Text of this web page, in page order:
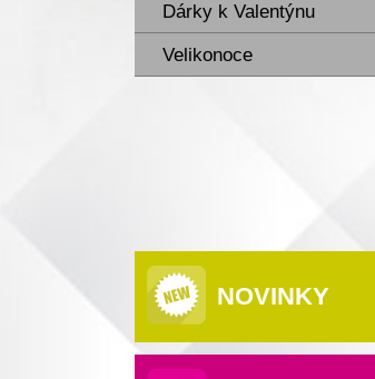
Dárky k Valentýnu
Velikonoce
NOVINKY